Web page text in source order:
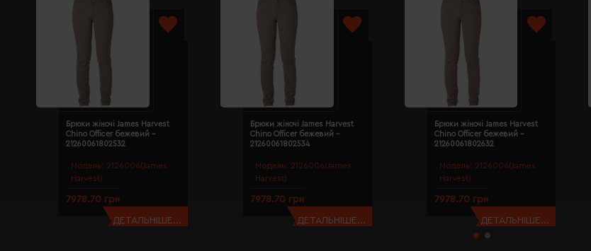
Модель: 2126006(James
Harvest)
Брюки жіночі James Harvest
Chino Officer бежевий -
21260061802532
7978.70 грн
ДЕТАЛЬНІШЕ...
Модель: 2126006(James
Harvest)
Брюки жіночі James Harvest
Chino Officer бежевий -
21260061802534
7978.70 грн
ДЕТАЛЬНІШЕ...
Модель: 2126006(James
Harvest)
Брюки жіночі James Harvest
Chino Officer бежевий -
21260061802632
7978.70 грн
ДЕТАЛЬНІШЕ...